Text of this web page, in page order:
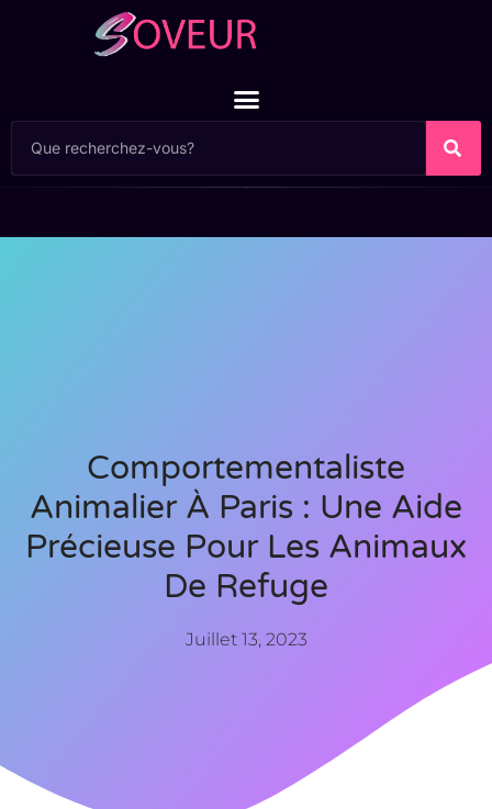
Comportementaliste
Animalier À Paris : Une Aide
Précieuse Pour Les Animaux
De Refuge
Juillet 13, 2023